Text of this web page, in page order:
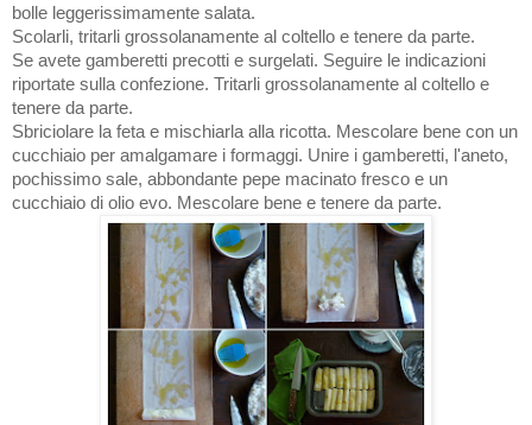
bolle leggerissimamente salata.
Scolarli, tritarli grossolanamente al coltello e tenere da parte.
Se avete gamberetti precotti e surgelati. Seguire le indicazioni
riportate sulla confezione. Tritarli grossolanamente al coltello e
tenere da parte.
Sbriciolare la feta e mischiarla alla ricotta. Mescolare bene con un
cucchiaio per amalgamare i formaggi. Unire i gamberetti, l'aneto,
pochissimo sale, abbondante pepe macinato fresco e un
cucchiaio di olio evo. Mescolare bene e tenere da parte.